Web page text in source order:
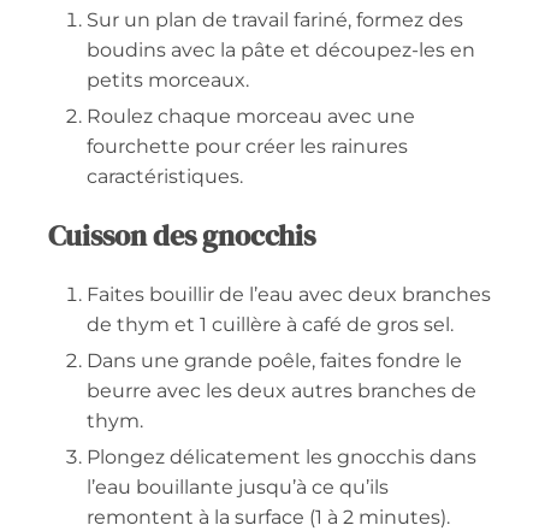
Sur un plan de travail fariné, formez des
boudins avec la pâte et découpez-les en
petits morceaux.
Roulez chaque morceau avec une
fourchette pour créer les rainures
caractéristiques.
Cuisson des gnocchis
Faites bouillir de l’eau avec deux branches
de thym et 1 cuillère à café de gros sel.
Dans une grande poêle, faites fondre le
beurre avec les deux autres branches de
thym.
Plongez délicatement les gnocchis dans
l’eau bouillante jusqu’à ce qu’ils
remontent à la surface (1 à 2 minutes).